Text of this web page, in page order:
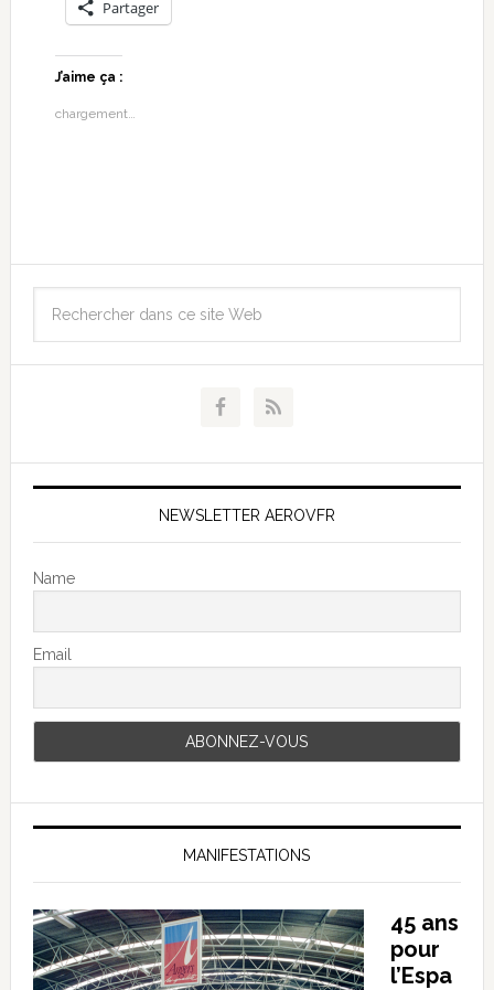
Partager
J’aime ça :
chargement…
NEWSLETTER AEROVFR
Name
Email
MANIFESTATIONS
45 ans
pour
l’Espa